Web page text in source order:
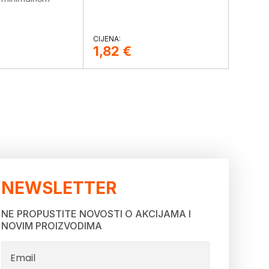
1,82 €
NEWSLETTER
NE PROPUSTITE NOVOSTI O AKCIJAMA I
NOVIM PROIZVODIMA